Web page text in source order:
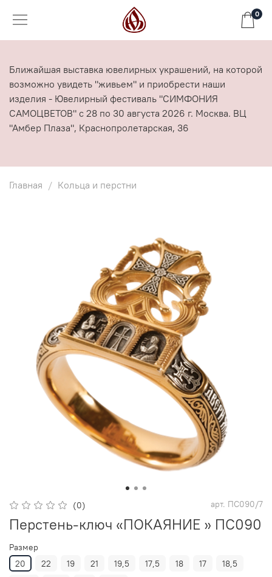
0
Ближайшая выставка ювелирных украшений, на которой
возможно увидеть "живьем" и приобрести наши
изделия - Ювелирный фестиваль "СИМФОНИЯ
САМОЦВЕТОВ" с 28 по 30 августа 2026 г. Москва. ВЦ
"Амбер Плаза", Краснопролетарская, 36
Главная Кольца и перстни
(0) арт. ПС090/7
Перстень-ключ «ПОКАЯНИЕ » ПС090
Размер
20
22 19 21 19,5 17,5 18 17
18,5